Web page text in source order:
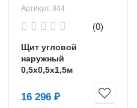
Артикул: 844
(0)
Щит угловой
наружный
0,5х0,5х1,5м
16 296 ₽